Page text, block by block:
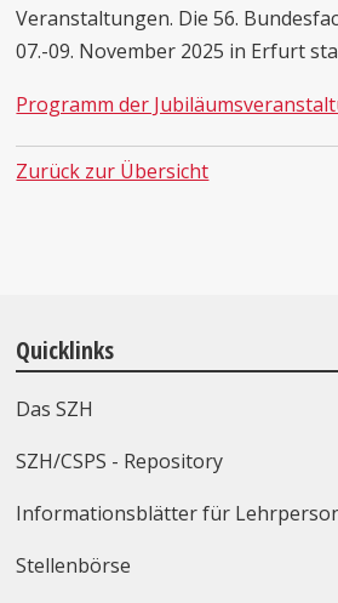
Veranstaltungen. Die 56.
07.-09. November 2025 in Erfurt
Programm der
Zurück zur Übersicht
Quicklinks
Das SZH
SZH/CSPS - Repository
Informationsblätter für
Stellenbörse